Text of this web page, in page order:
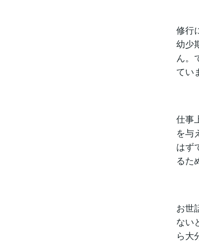
修行
幼少
ん。
てい
仕事
を与
はず
るた
お世
ない
ら大